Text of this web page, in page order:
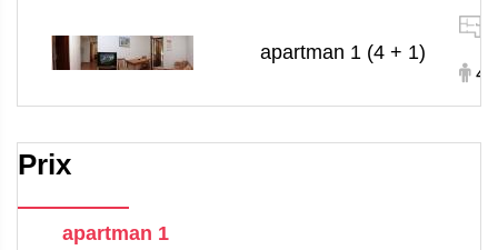
apartman 1 (4 + 1)
4
Prix
apartman 1